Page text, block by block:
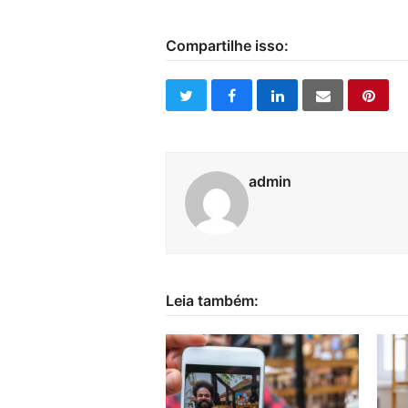
Compartilhe isso:
twitterfacebooklinkedinemail
admin
Leia também: